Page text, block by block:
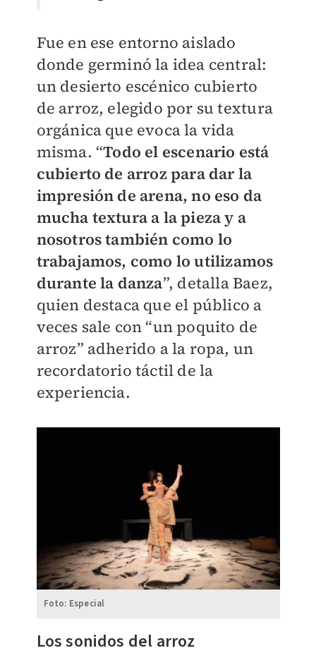
Fue en ese entorno aislado
donde germinó la idea central:
un desierto escénico cubierto
de arroz, elegido por su textura
orgánica que evoca la vida
misma. “Todo el escenario está
cubierto de arroz para dar la
impresión de arena, no eso da
mucha textura a la pieza y a
nosotros también como lo
trabajamos, como lo utilizamos
durante la danza”, detalla Baez,
quien destaca que el público a
veces sale con “un poquito de
arroz” adherido a la ropa, un
recordatorio táctil de la
experiencia.
Foto: Especial
Los sonidos del arroz